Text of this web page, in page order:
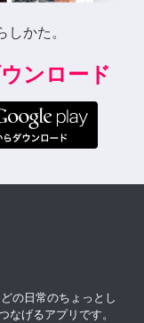
かた。
ンロード
の日常のちょっとし
なげるアプリです。